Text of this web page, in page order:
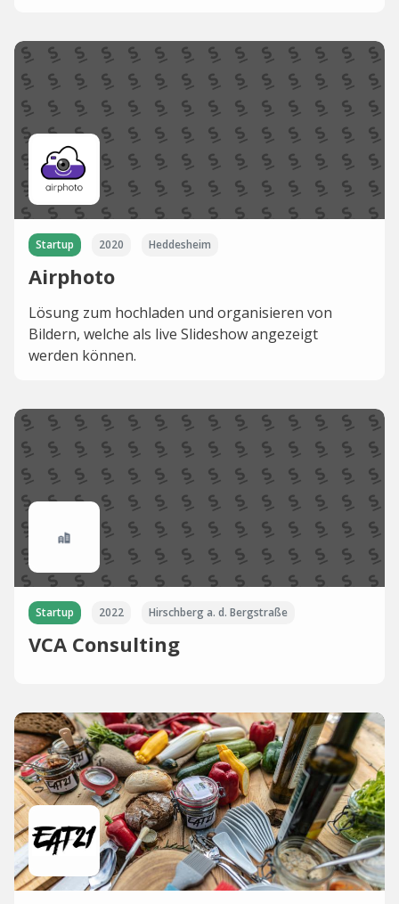
Startup 2020 Heddesheim
Airphoto
Lösung zum hochladen und organisieren von
Bildern, welche als live Slideshow angezeigt
werden können.
Startup 2022 Hirschberg a. d. Bergstraße
VCA Consulting